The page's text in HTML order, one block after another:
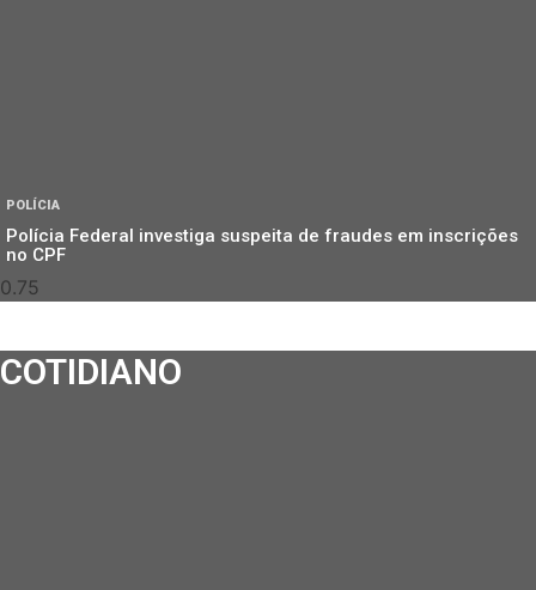
POLÍCIA
Polícia Federal investiga suspeita de fraudes em inscrições
no CPF
COTIDIANO